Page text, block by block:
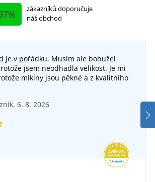
mikina Voyage
SKLADEM
v pondělí 10. 8.
mikina Trendy Zipper
680 Kč
zákazníků doporučuje
náš obchod
je v pořádku. Musím ale bohužel
jsem neodhadla velikost. Je mi
mikiny jsou pěkné a z kvalitního
6. 8. 2026